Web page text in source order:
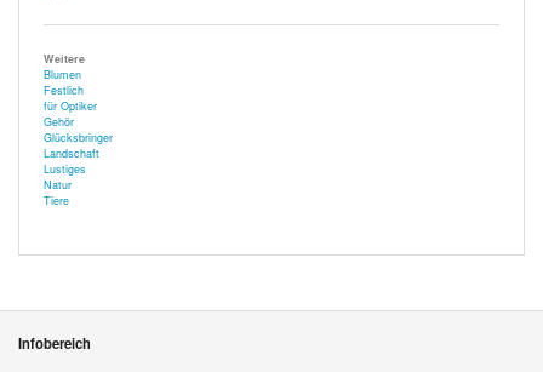
Weitere
Blumen
Festlich
für Optiker
Gehör
Glücksbringer
Landschaft
Lustiges
Natur
Tiere
Infobereich